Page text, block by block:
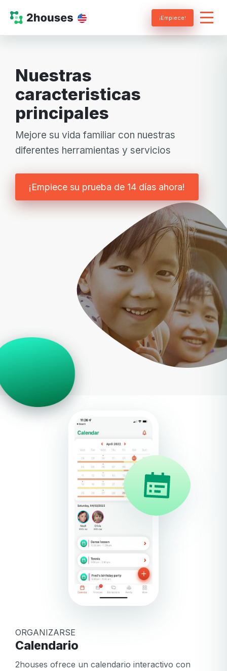
¡Empiece!
Nuestras
caracteristicas
principales
Mejore su vida familiar con nuestras
diferentes herramientas y servicios
¡Empiece su prueba de 14 días ahora!
ORGANIZARSE
Calendario
2houses ofrece un calendario interactivo con